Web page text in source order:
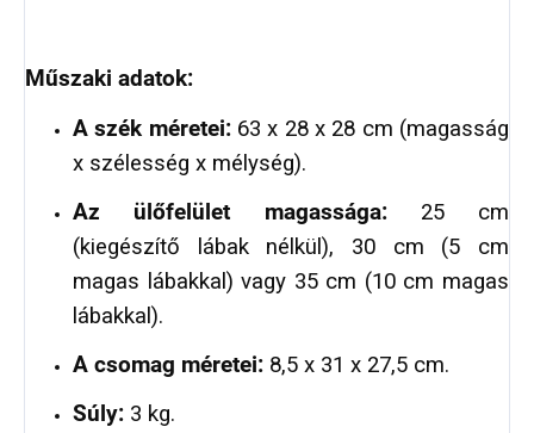
Műszaki adatok:
A szék méretei:63 x 28 x 28 cm (magasság
x szélesség x mélység).
Az ülőfelület magassága:25 cm
(kiegészítő lábak nélkül), 30 cm (5 cm
magas lábakkal) vagy 35 cm (10 cm magas
lábakkal).
A csomag méretei: 8,5 x 31 x 27,5 cm.
Súly: 3 kg.